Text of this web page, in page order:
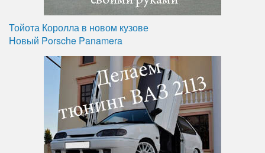
Тойота Королла в новом кузове
Новый Porsche Panamera